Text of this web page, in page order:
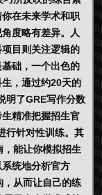
在未来学术和职
度略有差异。人
目则关注逻辑的
础，一个出色的
，通过约20天的
明了GRE写作分数
精准把握招生官
行针对性训练。其
，能让你模拟招生
统地分析官方
，从而让自己的练